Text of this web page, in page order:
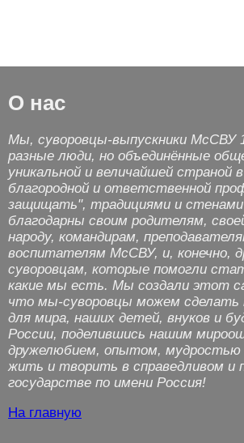
О нас
Мы, суворовцы-выпускники МсСВУ
разные люди, но объединённые
уникальной и величайшей страной
благородной и ответственной
защищать", традициями и
благодарны своим родителям,
народу, командирам,
воспитателям МсСВУ, и, конечно,
суворовцам, которые помогли
какие мы есть. Мы создали этот
что мы-суворовцы можем сделать
для мира, наших детей, внуков и
России, поделившись нашим
дружелюбием, опытом, мудростью
жить и творить в справедливом
государстве по имени Россия!
На главную